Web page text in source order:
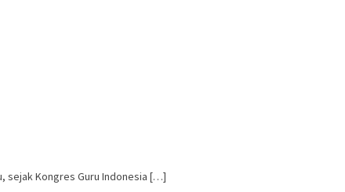
sejak Kongres Guru Indonesia […]